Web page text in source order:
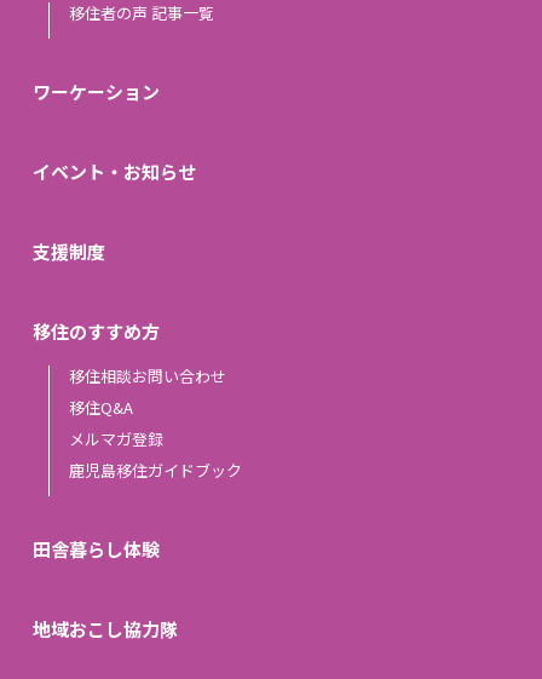
移住者の声 記事一覧
ワーケーション
イベント・お知らせ
支援制度
移住のすすめ方
移住相談お問い合わせ
移住Q&A
メルマガ登録
鹿児島移住ガイドブック
田舎暮らし体験
地域おこし協力隊